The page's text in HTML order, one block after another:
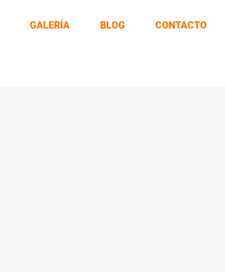
GALERÍA BLOG CONTACTO